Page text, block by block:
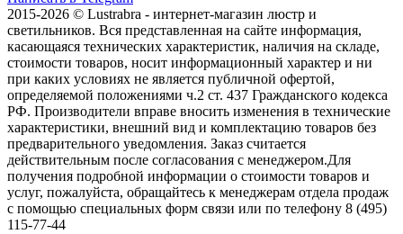
2015-2026 © Lustrabra - интернет-магазин люстр и
светильников. Вся представленная на сайте информация,
касающаяся технических характеристик, наличия на складе,
стоимости товаров, носит информационный характер и ни
при каких условиях не является публичной офертой,
определяемой положениями ч.2 ст. 437 Гражданского кодекса
РФ. Производители вправе вносить изменения в технические
характеристики, внешний вид и комплектацию товаров без
предварительного уведомления. Заказ считается
действительным после согласования с менеджером.Для
получения подробной информации о стоимости товаров и
услуг, пожалуйста, обращайтесь к менеджерам отдела продаж
с помощью специальных форм связи или по телефону 8 (495)
115-77-44